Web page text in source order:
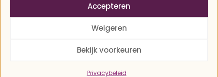
Accepteren
Weigeren
Bekijk voorkeuren
Privacybeleid
TOTALE TIJD